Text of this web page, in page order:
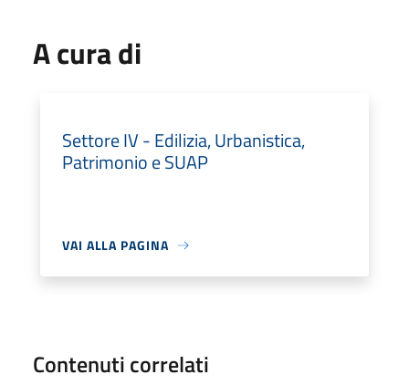
A cura di
Settore IV - Edilizia, Urbanistica,
Patrimonio e SUAP
VAI ALLA PAGINA
Contenuti correlati